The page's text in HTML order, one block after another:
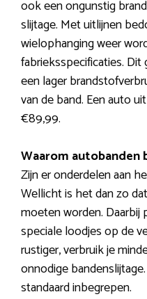
ook een ongunstig
slijtage. Met uitlijnen
wielophanging weer
fabrieksspecificaties.
een lager
van de band. Een auto
€89,99.
Waarom autobanden
Zijn er onderdelen aan
Wellicht is het dan zo
moeten worden. Daarbij
speciale loodjes op de
rustiger, verbruik je
onnodige
standaard inbegrepen.